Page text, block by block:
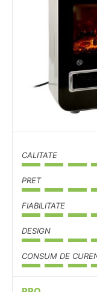
CALITATE
PRET
FIABILITATE
DESIGN
CONSUM DE